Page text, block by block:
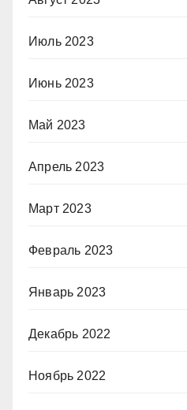
Июль 2023
Июнь 2023
Май 2023
Апрель 2023
Март 2023
Февраль 2023
Январь 2023
Декабрь 2022
Ноябрь 2022